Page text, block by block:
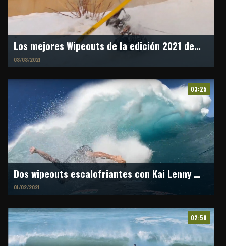
Los mejores Wipeouts de la edición 2021 de X Games Real Ski
03/03/2021
03:25
Dos wipeouts escalofriantes con Kai Lenny en Jaws
01/02/2021
02:50